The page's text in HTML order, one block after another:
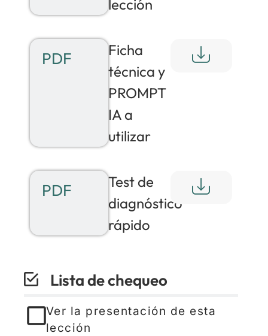
lección
PDF
Ficha
técnica y
PROMPT
IA a
utilizar
PDF
Test de
diagnóstico
rápido
Lista de chequeo
Ver la presentación de esta
lección